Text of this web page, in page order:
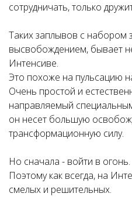
сотрудничать, только
Таких заплывов с набором
высвобождением, бывает
Интенсиве.
Это похоже на пульсацию
Очень простой и
направляемый
он несет большую
трансформационную силу.
Но сначала - войти в огонь.
Поэтому как всегда, на
смелых и решительных.